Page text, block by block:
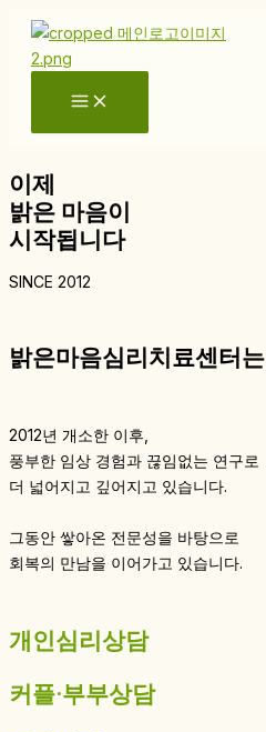
기
이제
밝은 마음이
시작됩니다
SINCE 2012
밝은마음심리치료센터는
2012년 개소한 이후,
풍부한 임상 경험과 끊임없는 연구로
더 넓어지고 깊어지고 있습니다.
그동안 쌓아온 전문성을 바탕으로
회복의 만남을 이어가고 있습니다.
개인심리상담
커플·부부상담